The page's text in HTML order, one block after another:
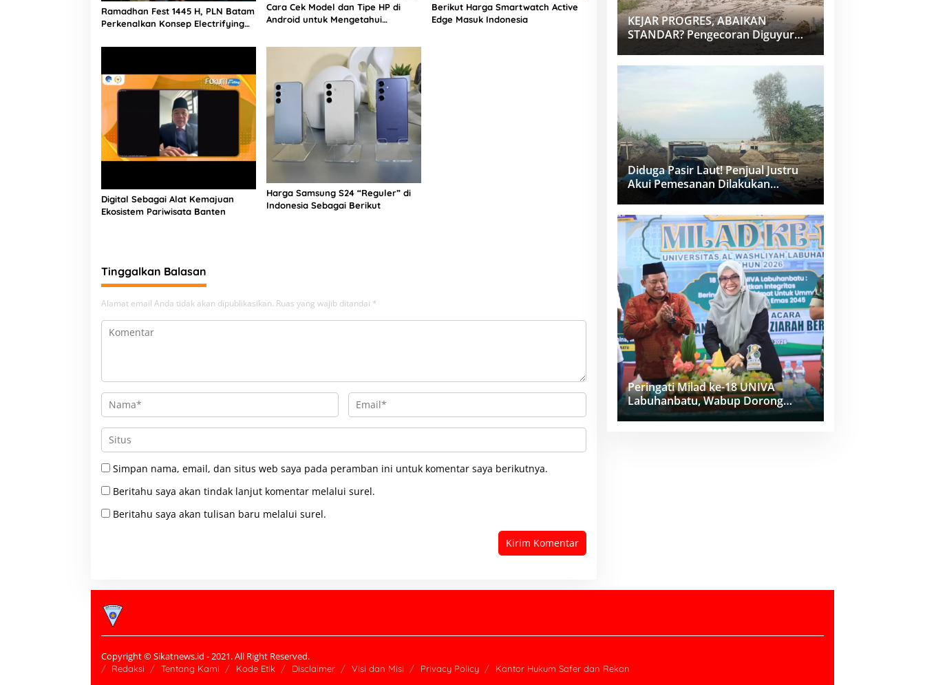
Ramadhan Fest 1445 H, PLN Batam
Perkenalkan Konsep Electrifying
Cara Cek Model dan Tipe HP di
Android untuk Mengetahui
Berikut Harga Smartwatch Active
Edge Masuk Indonesia
Digital Sebagai Alat Kemajuan
Ekosistem Pariwisata Banten
Harga Samsung S24 “Reguler” di
Indonesia Sebagai Berikut
Tinggalkan Balasan
Alamat email Anda tidak akan dipublikasikan. Ruas yang wajib ditandai *
Simpan nama, email, dan situs web saya pada peramban ini untuk komentar saya berikutnya.
Beritahu saya akan tindak lanjut komentar melalui surel.
Beritahu saya akan tulisan baru melalui surel.
KEJAR PROGRES, ABAIKAN
STANDAR? Pengecoran Diguyur
Hujan di Proyek Rp87,34 Miliar
Sukma Nias, Konsultan, Pengawas
dan PPK Bungkam
Diduga Pasir Laut! Penjual Justru
Akui Pemesanan Dilakukan
Langsung Humas Proyek Sukma
Peringati Milad ke-18 UNIVA
Labuhanbatu, Wabup Dorong
Penguatan SDM Unggul Menuju
Copyright © Sikatnews.id - 2021. All Right Reserved.
Redaksi Tentang Kami Kode Etik Disclaimer Visi dan Misi Privacy Policy Kantor Hukum Safer dan Rekan